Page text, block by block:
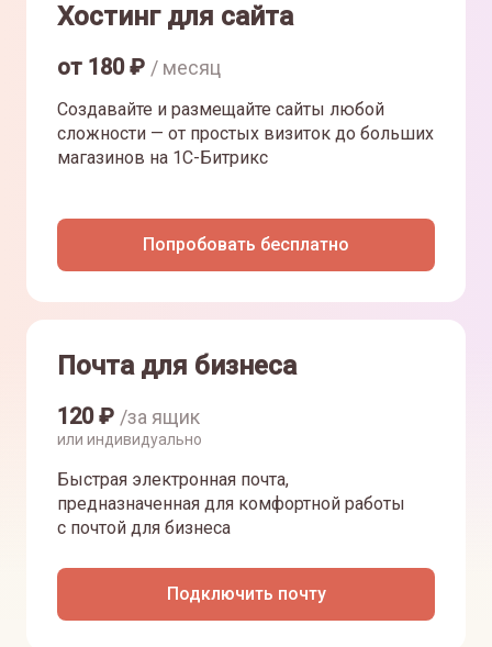
Хостинг для сайта
от 180₽ / месяц
Создавайте и размещайте сайты любой
сложности — от простых визиток до больших
магазинов на 1С-Битрикс
Попробовать бесплатно
Почта для бизнеса
120₽ /за ящик
или индивидуально
Быстрая электронная почта,
предназначенная для комфортной работы
с почтой для бизнеса
Подключить почту